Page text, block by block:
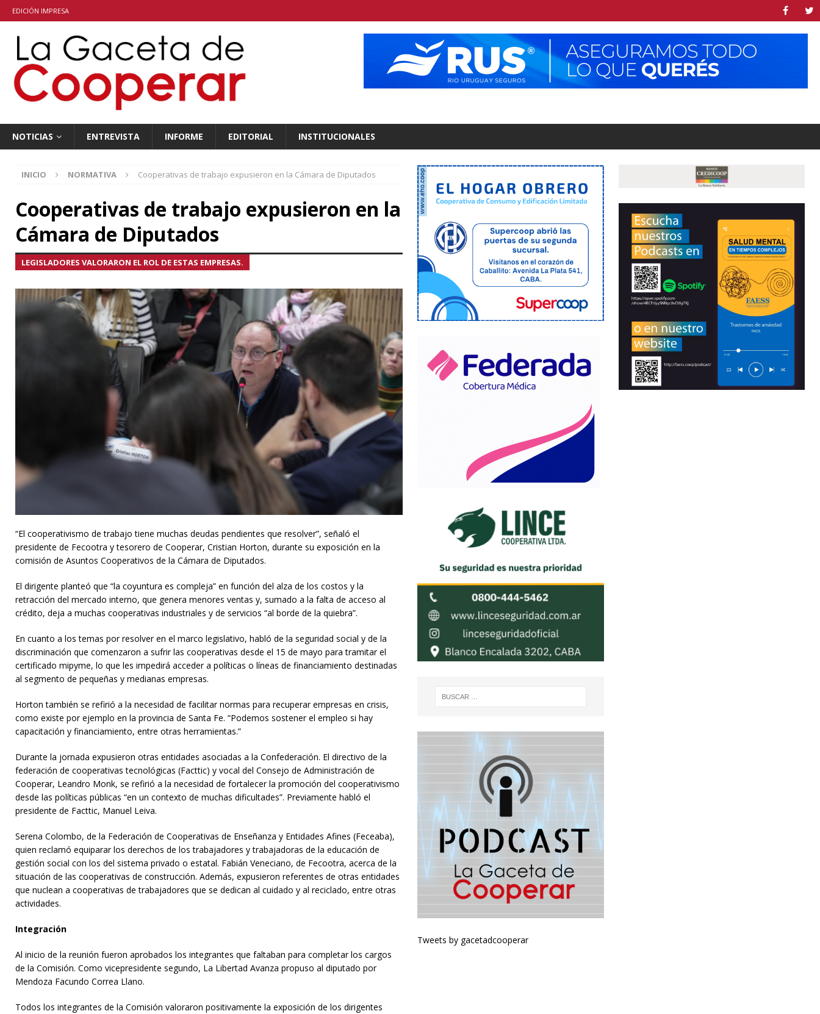
EDICIÓN IMPRESA
NOTICIAS ENTREVISTA INFORME EDITORIAL INSTITUCIONALES
INICIO NORMATIVA Cooperativas de trabajo expusieron en la Cámara de Diputados
Cooperativas de trabajo expusieron en la
Cámara de Diputados
LEGISLADORES VALORARON EL ROL DE ESTAS EMPRESAS.
“El cooperativismo de trabajo tiene muchas deudas pendientes que resolver”, señaló el
presidente de Fecootra y tesorero de Cooperar, Cristian Horton, durante su exposición en la
comisión de Asuntos Cooperativos de la Cámara de Diputados.
El dirigente planteó que “la coyuntura es compleja” en función del alza de los costos y la
retracción del mercado interno, que genera menores ventas y, sumado a la falta de acceso al
crédito, deja a muchas cooperativas industriales y de servicios “al borde de la quiebra”.
En cuanto a los temas por resolver en el marco legislativo, habló de la seguridad social y de la
discriminación que comenzaron a sufrir las cooperativas desde el 15 de mayo para tramitar el
certificado mipyme, lo que les impedirá acceder a políticas o líneas de financiamiento destinadas
al segmento de pequeñas y medianas empresas.
Horton también se refirió a la necesidad de facilitar normas para recuperar empresas en crisis,
como existe por ejemplo en la provincia de Santa Fe. “Podemos sostener el empleo si hay
capacitación y financiamiento, entre otras herramientas.”
Durante la jornada expusieron otras entidades asociadas a la Confederación. El directivo de la
federación de cooperativas tecnológicas (Facttic) y vocal del Consejo de Administración de
Cooperar, Leandro Monk, se refirió a la necesidad de fortalecer la promoción del cooperativismo
desde las políticas públicas “en un contexto de muchas dificultades”. Previamente habló el
presidente de Facttic, Manuel Leiva.
Serena Colombo, de la Federación de Cooperativas de Enseñanza y Entidades Afines (Feceaba),
quien reclamó equiparar los derechos de los trabajadores y trabajadoras de la educación de
gestión social con los del sistema privado o estatal. Fabián Veneciano, de Fecootra, acerca de la
situación de las cooperativas de construcción. Además, expusieron referentes de otras entidades
que nuclean a cooperativas de trabajadores que se dedican al cuidado y al reciclado, entre otras
actividades.
Integración
Al inicio de la reunión fueron aprobados los integrantes que faltaban para completar los cargos
de la Comisión. Como vicepresidente segundo, La Libertad Avanza propuso al diputado por
Mendoza Facundo Correa Llano.
Todos los integrantes de la Comisión valoraron positivamente la exposición de los dirigentes
Tweets by gacetadcooperar